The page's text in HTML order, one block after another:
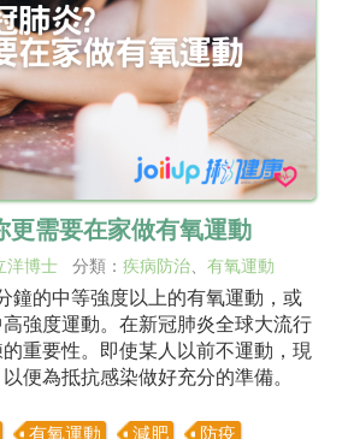
更需要在家做有氧運動
洋博士 分類： 疾病防治、 有氧運動
鐘的中等強度以上的有氧運動，或
強度運動。在新冠肺炎全球大流行
重要性。即使某人以前不運動，現
便為抵抗感染做好充分的準備。
有氧運動 減肥
防疫